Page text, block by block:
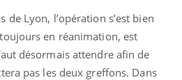
de Lyon, l’opération s’est bien
en réanimation, est
désormais attendre afin de
pas les deux greffons. Dans